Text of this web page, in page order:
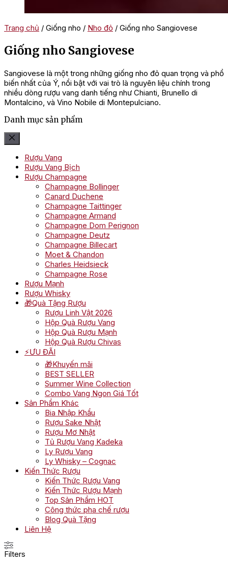
Trang chủ / Giống nho / Nho đỏ / Giống nho Sangiovese
Giống nho Sangiovese
Sangiovese là một trong những giống nho đỏ quan trọng và phổ
biến nhất của Ý, nổi bật với vai trò là nguyên liệu chính trong
nhiều dòng rượu vang danh tiếng như Chianti, Brunello di
Montalcino, và Vino Nobile di Montepulciano.
Danh mục sản phẩm
Rượu Vang
Rượu Vang Bịch
Rượu Champagne
Champagne Bollinger
Canard Duchene
Champagne Taittinger
Champagne Armand
Champagne Dom Perignon
Champagne Deutz
Champagne Billecart
Moet & Chandon
Charles Heidsieck
Champagne Rose
Rượu Mạnh
Rượu Whisky
🎁Quà Tặng Rượu
Rượu Linh Vật 2026
Hộp Quà Rượu Vang
Hộp Quà Rượu Mạnh
Hộp Quà Rượu Chivas
⚡ƯU ĐÃI
🎁Khuyến mãi
BEST SELLER
Summer Wine Collection
Combo Vang Ngon Giá Tốt
Sản Phẩm Khác
Bia Nhập Khẩu
Rượu Sake Nhật
Rượu Mơ Nhật
Tủ Rượu Vang Kadeka
Ly Rượu Vang
Ly Whisky – Cognac
Kiến Thức Rượu
Kiến Thức Rượu Vang
Kiến Thức Rượu Mạnh
Top Sản Phẩm HOT
Công thức pha chế rượu
Blog Quà Tặng
Liên Hệ
Filters